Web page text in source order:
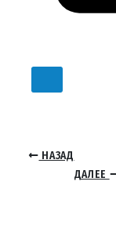
НАЗАД
ДАЛЕЕ